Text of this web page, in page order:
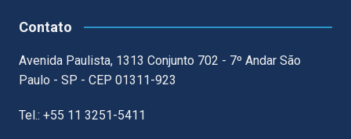
Contato
Avenida Paulista, 1313 Conjunto 702 - 7º Andar São
Paulo - SP - CEP 01311-923
Tel.: +55 11 3251-5411